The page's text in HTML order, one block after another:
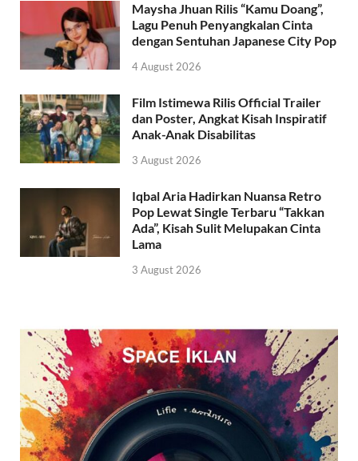
Maysha Jhuan Rilis “Kamu Doang”,
Lagu Penuh Penyangkalan Cinta
dengan Sentuhan Japanese City Pop
4 August 2026
Film Istimewa Rilis Official Trailer
dan Poster, Angkat Kisah Inspiratif
Anak-Anak Disabilitas
3 August 2026
Iqbal Aria Hadirkan Nuansa Retro
Pop Lewat Single Terbaru “Takkan
Ada”, Kisah Sulit Melupakan Cinta
Lama
3 August 2026